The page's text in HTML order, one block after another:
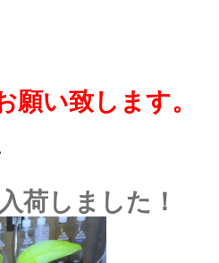
願い致します。
荷しました！